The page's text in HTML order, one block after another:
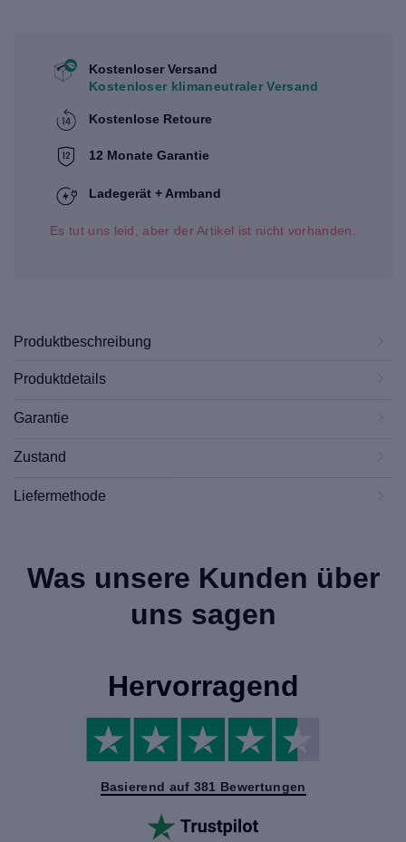
Kostenloser Versand
Kostenloser klimaneutraler Versand
Kostenlose Retoure
12 Monate Garantie
Ladegerät + Armband
Es tut uns leid, aber der Artikel ist nicht vorhanden.
Produktbeschreibung
Produktdetails
Garantie
Zustand
Liefermethode
Was unsere Kunden über
uns sagen
Hervorragend
Basierend auf 381 Bewertungen